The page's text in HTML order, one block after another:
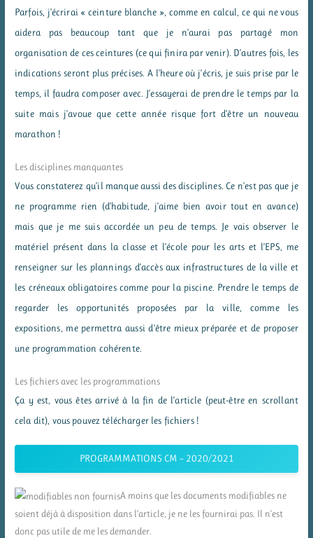
Parfois, j’écrirai « ceinture blanche », comme en calcul, ce qui ne vous
aidera pas beaucoup tant que je n’aurai pas partagé mon
organisation de ces ceintures (ce qui finira par venir). D’autres fois, les
indications seront plus précises. A l’heure où j’écris, je suis prise par le
temps, il faudra composer avec. J’essayerai de prendre le temps par la
suite mais j’avoue que cette année risque fort d’être un nouveau
marathon !
Les disciplines manquantes
Vous constaterez qu’il manque aussi des disciplines. Ce n’est pas que je
ne programme rien (d’habitude, j’aime bien avoir tout en avance)
mais que je me suis accordée un peu de temps. Je vais observer le
matériel présent dans la classe et l’école pour les arts et l’EPS, me
renseigner sur les plannings d’accès aux infrastructures de la ville et
les créneaux obligatoires comme pour la piscine. Prendre le temps de
regarder les opportunités proposées par la ville, comme les
expositions, me permettra aussi d’être mieux préparée et de proposer
une programmation cohérente.
Les fichiers avec les programmations
Ça y est, vous êtes arrivé à la fin de l’article (peut-être en scrollant
cela dit), vous pouvez télécharger les fichiers !
PROGRAMMATIONS CM – 2020/2021
A moins que les documents modifiables ne
soient déjà à disposition dans l’article, je ne les fournirai pas. Il n’est
donc pas utile de me les demander.